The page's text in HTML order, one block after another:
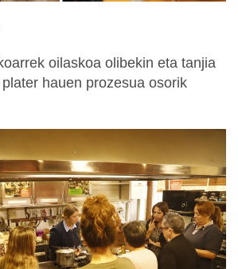
oilaskoa olibekin eta tanjia
hauen prozesua osorik